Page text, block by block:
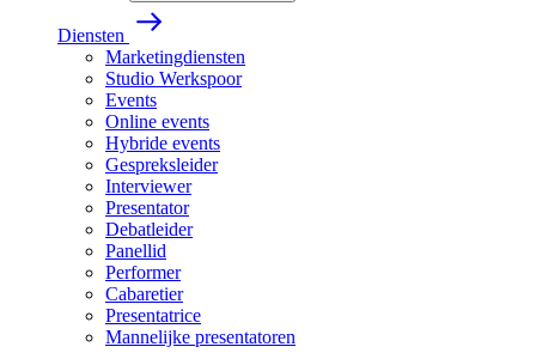
Diensten
Marketingdiensten
Studio Werkspoor
Events
Online events
Hybride events
Gespreksleider
Interviewer
Presentator
Debatleider
Panellid
Performer
Cabaretier
Presentatrice
Mannelijke presentatoren